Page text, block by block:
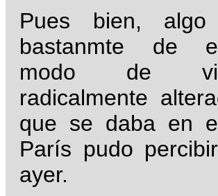
Pues bien,
bastanmte de
modo de
radicalmente
que se daba en
París pudo
ayer.